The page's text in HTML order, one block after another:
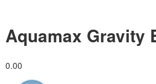
Aquamax Gravity
0.00